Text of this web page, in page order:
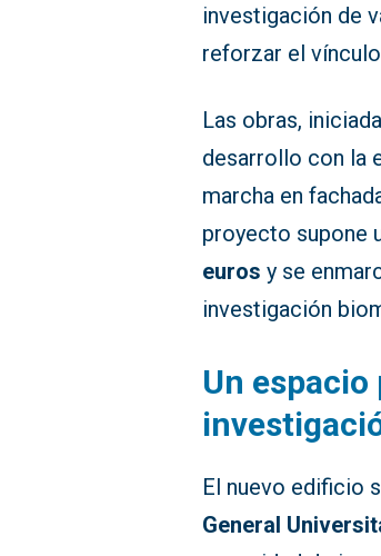
investigación de
reforzar el
Las obras,
desarrollo con la
marcha en
proyecto supone
euros y se
investigación
Un
El nuevo edificio
General